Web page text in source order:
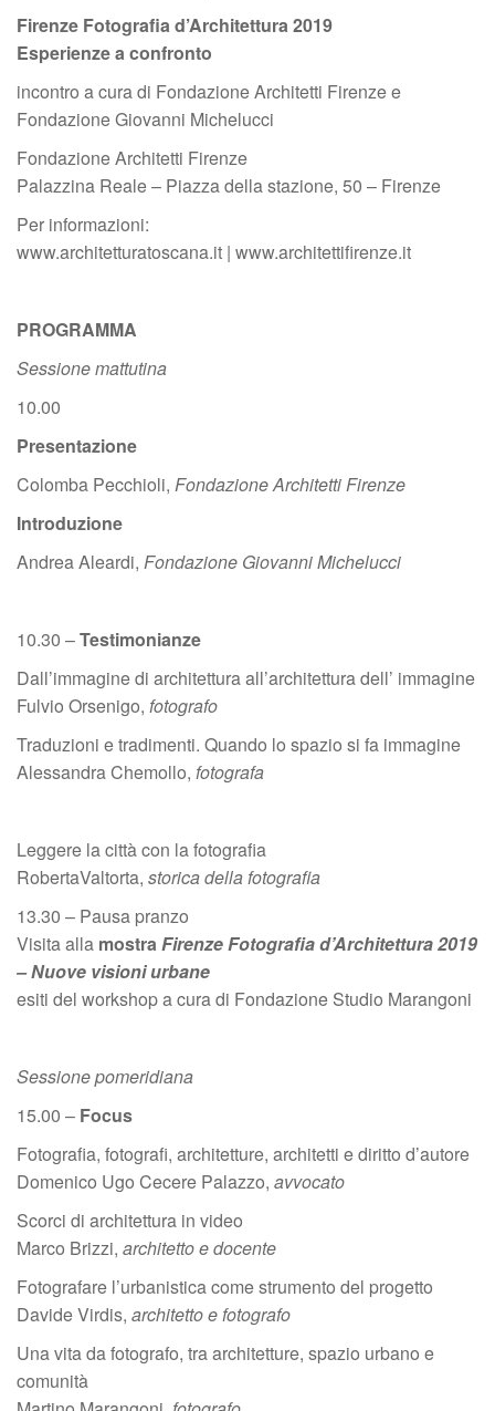
Firenze Fotografia d’Architettura 2019
Esperienze a confronto
incontro a cura di Fondazione Architetti Firenze e
Fondazione Giovanni Michelucci
Fondazione Architetti Firenze
Palazzina Reale – Piazza della stazione, 50 – Firenze
Per informazioni:
www.architetturatoscana.it | www.architettifirenze.it
PROGRAMMA
Sessione mattutina
10.00
Presentazione
Colomba Pecchioli, Fondazione Architetti Firenze
Introduzione
Andrea Aleardi, Fondazione Giovanni Michelucci
10.30 –Testimonianze
Dall’immagine di architettura all’architettura dell’ immagine
Fulvio Orsenigo, fotografo
Traduzioni e tradimenti. Quando lo spazio si fa immagine
Alessandra Chemollo, fotografa
Leggere la città con la fotografia
RobertaValtorta, storica della fotografia
13.30 – Pausa pranzo
Visita alla mostraFirenze Fotografia d’Architettura 2019
– Nuove visioni urbane
esiti del workshop a cura di Fondazione Studio Marangoni
Sessione pomeridiana
15.00 – Focus
Fotografia, fotografi, architetture, architetti e diritto d’autore
Domenico Ugo Cecere Palazzo, avvocato
Scorci di architettura in video
Marco Brizzi, architetto e docente
Fotografare l’urbanistica come strumento del progetto
Davide Virdis, architetto e fotografo
Una vita da fotografo, tra architetture, spazio urbano e
comunità